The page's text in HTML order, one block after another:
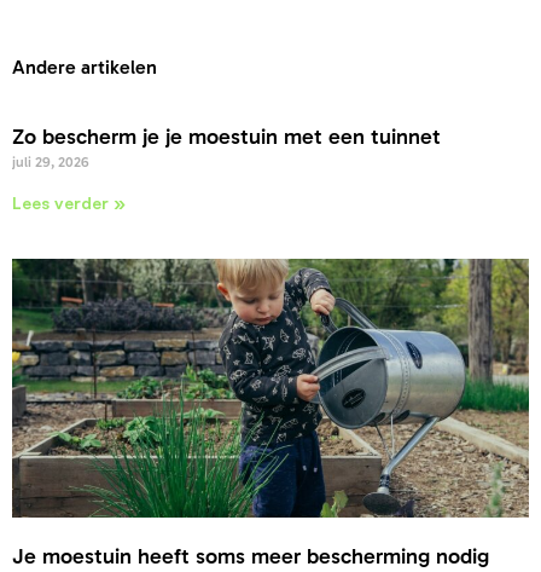
Andere artikelen
Zo bescherm je je moestuin met een tuinnet
juli 29, 2026
Lees verder »
Je moestuin heeft soms meer bescherming nodig